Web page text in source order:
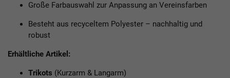
Große Farbauswahl zur Anpassung an Vereinsfarben
Besteht aus recyceltem Polyester – nachhaltig und
robust
Erhältliche Artikel:
Trikots (Kurzarm & Langarm)